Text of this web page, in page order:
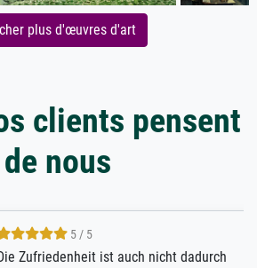
plus d'œuvres d'art
clients pensent
de nous
5 / 5
ist auch nicht dadurch